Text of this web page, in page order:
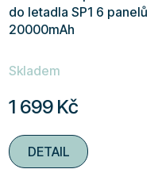
do letadla SP1 6 panelů
20000mAh
hodnocení
je
4,5
z
Skladem
1 699 Kč
DETAIL